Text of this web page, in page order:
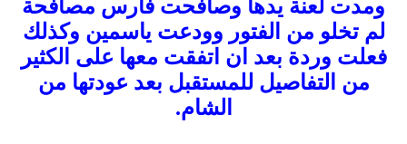
ومدت لعنة يدها وصافحت فارس مصافحة
لم تخلو من الفتور وودعت ياسمين وكذلك
فعلت وردة بعد ان اتفقت معها على الكثير
من التفاصيل للمستقبل بعد عودتها من
الشام.